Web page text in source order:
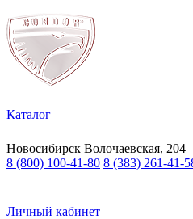
Каталог
Новосибирск Волочаевская, 204
8 (800) 100-41-80 8 (383) 261-41-
Личный кабинет